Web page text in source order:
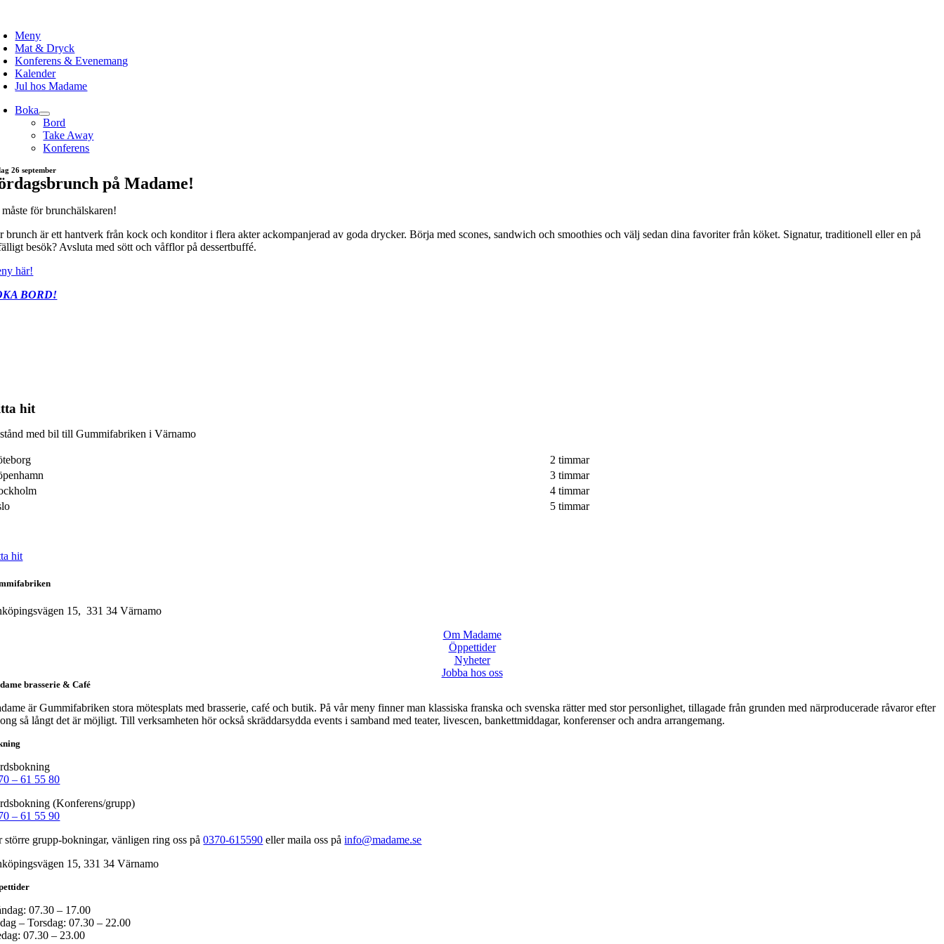
content
Meny
Mat & Dryck
Konferens & Evenemang
Kalender
Jul hos Madame
Boka
Bord
Take Away
Konferens
26 september
på Madame!
för brunchälskaren!
brunch är ett hantverk från kock och konditor i flera akter ackompanjerad av goda drycker. Börja med scones, sandwich och smoothies och välj sedan dina favoriter från köket. Signatur, traditionell eller en på
besök? Avsluta med sött och våfflor på dessertbuffé.
här!
BORD!
hit
med bil till Gummifabriken i Värnamo
2 timmar
3 timmar
4 timmar
5 timmar
hit
15, 331 34 Värnamo
Om Madame
Öppettider
Nyheter
Jobba hos oss
brasserie & Café
är Gummifabriken stora mötesplats med brasserie, café och butik. På vår meny finner man klassiska franska och svenska rätter med stor personlighet, tillagade från grunden med närproducerade råvaror efter
så långt det är möjligt. Till verksamheten hör också skräddarsydda events i samband med teater, livescen, bankettmiddagar, konferenser och andra arrangemang.
– 61 55 80
(Konferens/grupp)
– 61 55 90
större grupp-bokningar, vänligen ring oss på0370-615590 eller maila oss påinfo@madame.se
15, 331 34 Värnamo
07.30 – 17.00
– Torsdag: 07.30 – 22.00
07.30 – 23.00